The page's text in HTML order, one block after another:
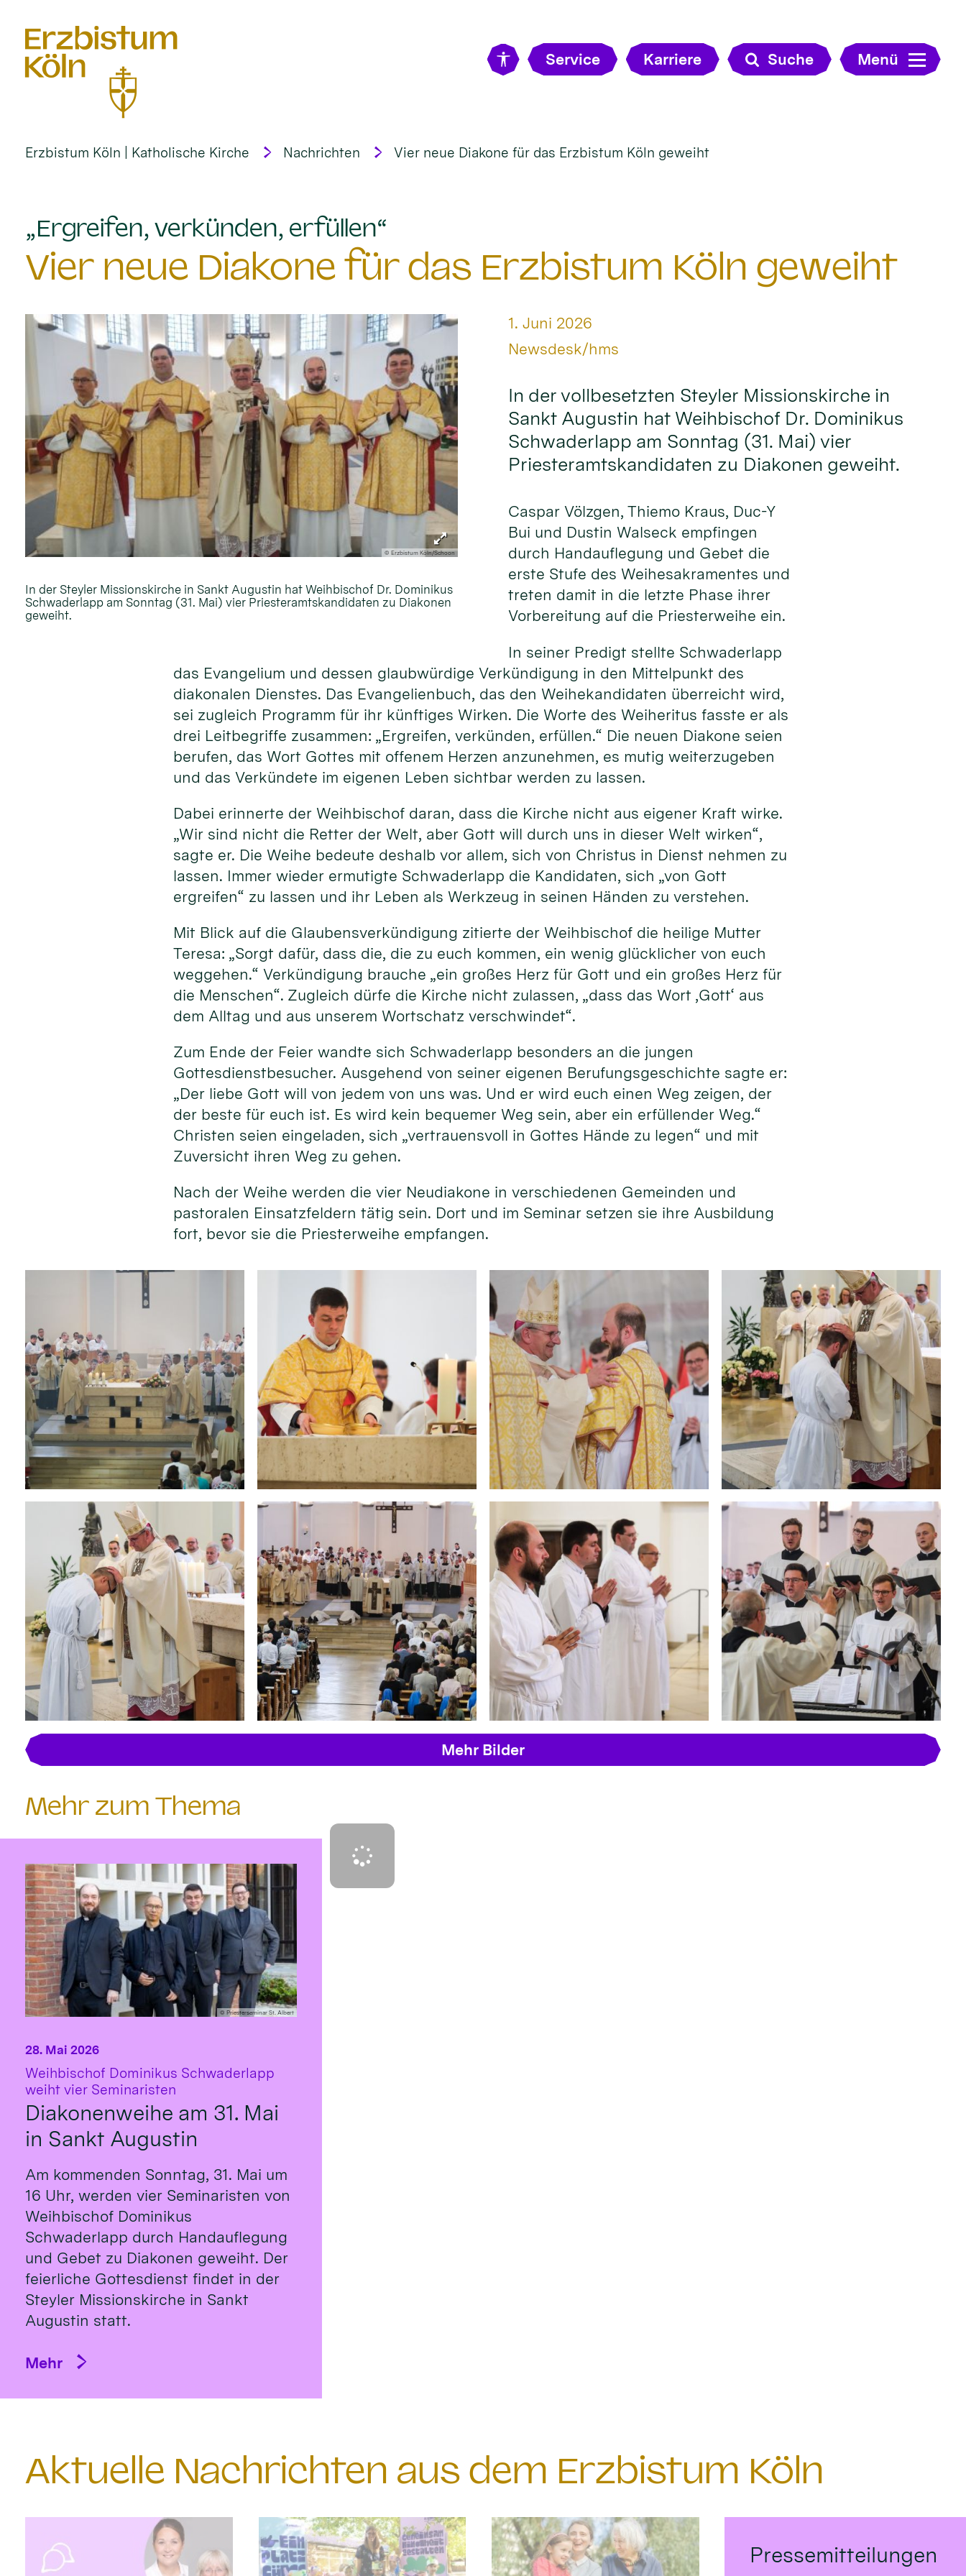
Service Karriere Suche Menü
Erzbistum Köln | Katholische Kirche Nachrichten Vier neue Diakone für das Erzbistum Köln geweiht
„Ergreifen, verkünden, erfüllen“
Vier neue Diakone für das Erzbistum Köln geweiht
© Erzbistum Köln/Schoon
In der Steyler Missionskirche in Sankt Augustin hat Weihbischof Dr. Dominikus
Schwaderlapp am Sonntag (31. Mai) vier Priesteramtskandidaten zu Diakonen
geweiht.
Datum:
1. Juni 2026
Von:
Newsdesk/hms
In der vollbesetzten Steyler Missionskirche in
Sankt Augustin hat Weihbischof Dr. Dominikus
Schwaderlapp am Sonntag (31. Mai) vier
Priesteramtskandidaten zu Diakonen geweiht.
Caspar Völzgen, Thiemo Kraus, Duc-Y
Bui und Dustin Walseck empfingen
durch Handauflegung und Gebet die
erste Stufe des Weihesakramentes und
treten damit in die letzte Phase ihrer
Vorbereitung auf die Priesterweihe ein.
In seiner Predigt stellte Schwaderlapp
das Evangelium und dessen glaubwürdige Verkündigung in den Mittelpunkt des
diakonalen Dienstes. Das Evangelienbuch, das den Weihekandidaten überreicht wird,
sei zugleich Programm für ihr künftiges Wirken. Die Worte des Weiheritus fasste er als
drei Leitbegriffe zusammen: „Ergreifen, verkünden, erfüllen.“ Die neuen Diakone seien
berufen, das Wort Gottes mit offenem Herzen anzunehmen, es mutig weiterzugeben
und das Verkündete im eigenen Leben sichtbar werden zu lassen.
Dabei erinnerte der Weihbischof daran, dass die Kirche nicht aus eigener Kraft wirke.
„Wir sind nicht die Retter der Welt, aber Gott will durch uns in dieser Welt wirken“,
sagte er. Die Weihe bedeute deshalb vor allem, sich von Christus in Dienst nehmen zu
lassen. Immer wieder ermutigte Schwaderlapp die Kandidaten, sich „von Gott
ergreifen“ zu lassen und ihr Leben als Werkzeug in seinen Händen zu verstehen.
Mit Blick auf die Glaubensverkündigung zitierte der Weihbischof die heilige Mutter
Teresa: „Sorgt dafür, dass die, die zu euch kommen, ein wenig glücklicher von euch
weggehen.“ Verkündigung brauche „ein großes Herz für Gott und ein großes Herz für
die Menschen“. Zugleich dürfe die Kirche nicht zulassen, „dass das Wort ‚Gott‘ aus
dem Alltag und aus unserem Wortschatz verschwindet“.
Zum Ende der Feier wandte sich Schwaderlapp besonders an die jungen
Gottesdienstbesucher. Ausgehend von seiner eigenen Berufungsgeschichte sagte er:
„Der liebe Gott will von jedem von uns was. Und er wird euch einen Weg zeigen, der
der beste für euch ist. Es wird kein bequemer Weg sein, aber ein erfüllender Weg.“
Christen seien eingeladen, sich „vertrauensvoll in Gottes Hände zu legen“ und mit
Zuversicht ihren Weg zu gehen.
Nach der Weihe werden die vier Neudiakone in verschiedenen Gemeinden und
pastoralen Einsatzfeldern tätig sein. Dort und im Seminar setzen sie ihre Ausbildung
fort, bevor sie die Priesterweihe empfangen.
Mehr Bilder
Mehr zum Thema
© Priesterseminar St. Albert
Weihbischof Dominikus Schwaderlapp
weiht vier Seminaristen
Diakonenweihe am 31. Mai
in Sankt Augustin
28. Mai 2026
Am kommenden Sonntag, 31. Mai um
16 Uhr, werden vier Seminaristen von
Weihbischof Dominikus
Schwaderlapp durch Handauflegung
und Gebet zu Diakonen geweiht. Der
feierliche Gottesdienst findet in der
Steyler Missionskirche in Sankt
Augustin statt.
Mehr
Aktuelle Nachrichten aus dem Erzbistum Köln
Pressemitteilungen